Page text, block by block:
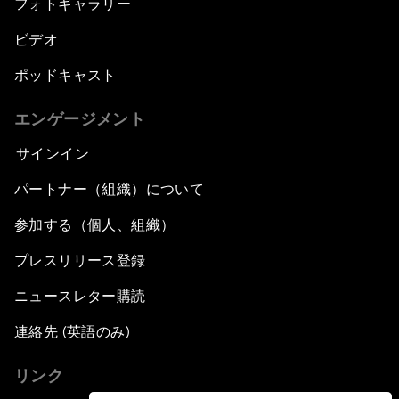
フォトギャラリー
ビデオ
ポッドキャスト
エンゲージメント
サインイン
パートナー（組織）について
参加する（個人、組織）
プレスリリース登録
ニュースレター購読
連絡先 (英語のみ)
リンク